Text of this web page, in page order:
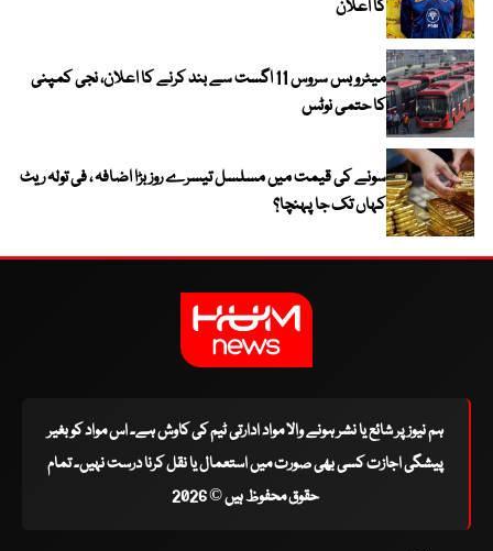
کا اعلان
میٹرو بس سروس 11 اگست سے بند کرنے کا اعلان، نجی کمپنی
کا حتمی نوٹس
سونے کی قیمت میں مسلسل تیسرے روز بڑا اضافہ ، فی تولہ ریٹ
کہاں تک جا پہنچا؟
ہم نیوز پر شائع یا نشر ہونے والا مواد ادارتی ٹیم کی کاوش ہے۔ اس مواد کو بغیر
پیشگی اجازت کسی بھی صورت میں استعمال یا نقل کرنا درست نہیں۔ تمام
حقوق محفوظ ہیں © 2026